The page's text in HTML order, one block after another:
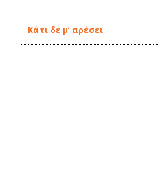
Κάτι δε μ’ αρέσει